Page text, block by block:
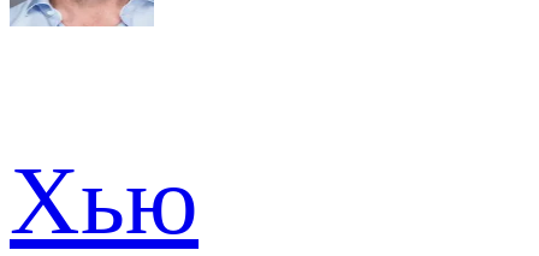
Хью